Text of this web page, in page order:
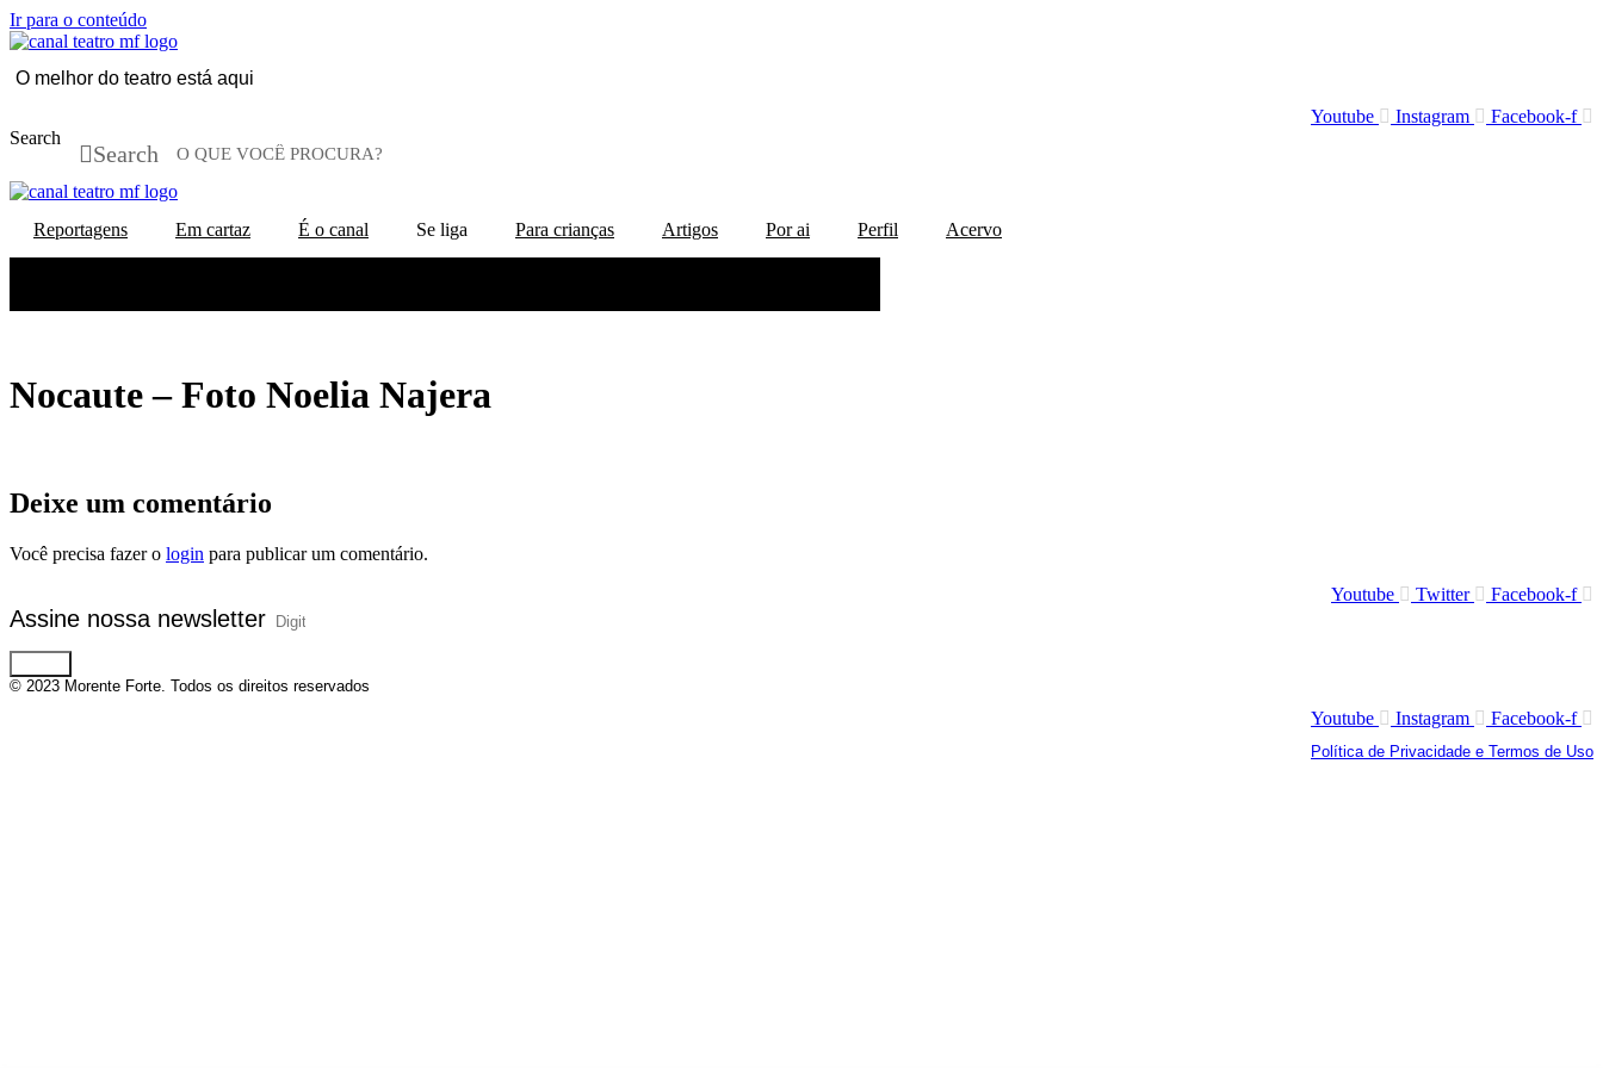
Ir para o conteúdo
O melhor do teatro está aqui
Youtube
Instagram
Facebook-f
Search
Search
Reportagens Em cartaz É o canal Se liga Para crianças Artigos Por ai Perfil
Acervo
Nocaute – Foto Noelia Najera
Deixe um comentário
Você precisa fazer o login para publicar um comentário.
Youtube
Twitter Facebook-f
Assine nossa newsletter
© 2023 Morente Forte. Todos os direitos reservados
Youtube Instagram Facebook-f
Política de Privacidade e Termos de Uso